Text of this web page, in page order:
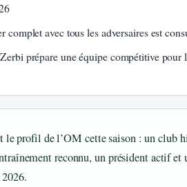
complet avec tous les adversaires est
prépare une équipe compétitive pour
le profil de l’OM cette saison : un club
reconnu, un président actif et